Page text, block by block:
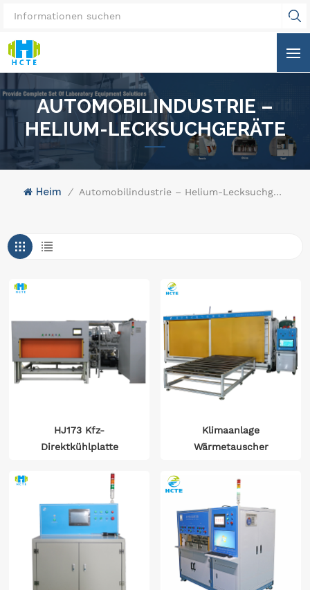
AUTOMOBILINDUSTRIE –
HELIUM-LECKSUCHGERÄTE
Heim / Automobilindustrie – Helium-Lecksuchgeräte
HJ173 Kfz-
Direktkühlplatte
HCTE Factory-Direct
Klimaanlage
Wärmetauscher
Leck -
Erkennungsausrüstung